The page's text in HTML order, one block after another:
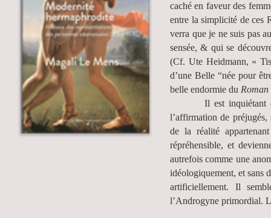
caché en faveur des
entre la simplicité de ces
verra que je ne suis pas
sensée, & qui se
(Cf. Ute Heidmann, «
d’une Belle “née pour
belle endormie du Roman
Il est inquiétant de
l’affirmation de préjugés,
de la réalité
répréhensible, et
autrefois comme une
idéologiquement, et sans
artificiellement. Il
l’Androgyne primordial.